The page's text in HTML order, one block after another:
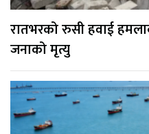
रातभरको रुसी हवाई
जनाको मृत्यु